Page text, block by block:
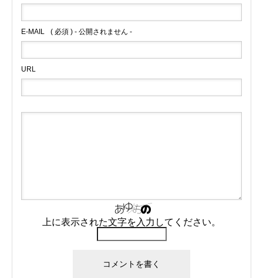
E-MAIL ( 必須 ) - 公開されません -
URL
上に表示された文字を入力してください。